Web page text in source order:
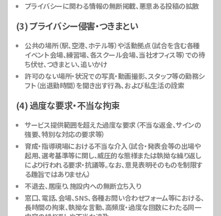
プライバシーに関わる情報の無断掲載、悪意ある投稿の拡散
(3) プライバシー侵害・つきまとい
公共の場所（駅、空港、ホテル等）や活動拠点（試合を含む各種
イベント会場、練習場、各スクール会場、当社オフィス等）での待
ち伏せ、つきまとい、追いかけ
許可のない場所・状況での写真・動画撮影、スタッフ等の勤務シ
フト（出退勤時間）を聞き出す行為、および私生活の詮索
(4) 過度な要求・不当な拘束
サービス提供範囲を超えた過度な要求（不当な返金、サインの
強要、特別な対応の要求等）
育成・指導現場における不当な介入（試合・発表会等の出場や
起用、選考基準等に関し、威圧的な態様または執拗な繰り返し
により行われる要求・抗議等。なお、意見表明そのものを制限す
る趣旨ではありません）
不退去、居座り、施設内への無断立ち入り
窓口、電話、会場、SNS、各種お問い合わせフォーム等における、
長時間の拘束、執拗な言動、高頻度・過度な回数にわたる同一